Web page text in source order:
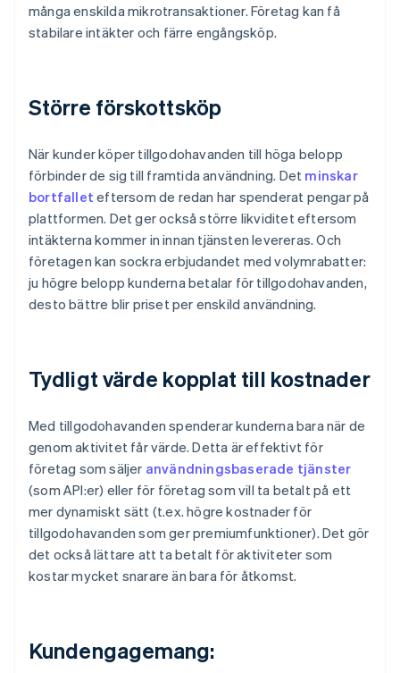
många enskilda mikrotransaktioner. Företag kan få
stabilare intäkter och färre engångsköp.
Större förskottsköp
När kunder köper tillgodohavanden till höga belopp
förbinder de sig till framtida användning. Det minskar
bortfallet eftersom de redan har spenderat pengar på
plattformen. Det ger också större likviditet eftersom
intäkterna kommer in innan tjänsten levereras. Och
företagen kan sockra erbjudandet med volymrabatter:
ju högre belopp kunderna betalar för tillgodohavanden,
desto bättre blir priset per enskild användning.
Tydligt värde kopplat till kostnader
Med tillgodohavanden spenderar kunderna bara när de
genom aktivitet får värde. Detta är effektivt för
företag som säljer användningsbaserade tjänster
(som API:er) eller för företag som vill ta betalt på ett
mer dynamiskt sätt (t.ex. högre kostnader för
tillgodohavanden som ger premiumfunktioner). Det gör
det också lättare att ta betalt för aktiviteter som
kostar mycket snarare än bara för åtkomst.
Kundengagemang: